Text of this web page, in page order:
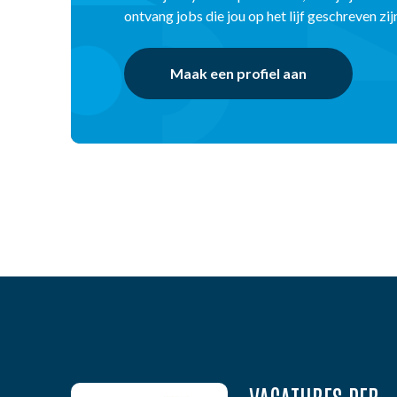
ontvang jobs die jou op het lijf geschreven
Maak een profiel aan